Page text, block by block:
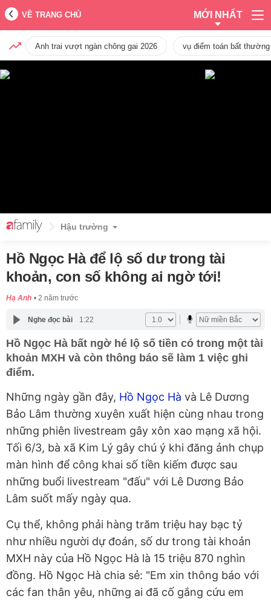
VỀ TRANG CHỦ MỚI NHẤT
Anh trai vượt ngàn chông gai 2026 vụ điểm toán bất
Hậu trường
Hồ Ngọc Hà để lộ số dư trong tài
khoản, con số không ai ngờ tới!
Hạ Anh 2 năm trước
Nghe đọc bài 1:22
Hồ Ngọc Hà bất ngờ hé lộ số tiền có trong một tài
khoản MXH và còn thông báo sẽ làm 1 việc ghi
điểm.
Những ngày gần đây, Hồ Ngọc Hà và Lê Dương
Bảo Lâm thường xuyên xuất hiện cùng nhau trong
những phiên livestream gây xôn xao mạng xã hội.
Tối 6/3, bà xã Kim Lý gây chú ý khi đăng ảnh chụp
màn hình để công khai số tiền kiếm được sau
những buổi livestream "đấu" với Lê Dương Bảo
Lâm suốt mấy ngày qua.
Cụ thể, không phải hàng trăm triệu hay bạc tỷ
như nhiều người dự đoán, số dư trong tài khoản
MXH này của Hồ Ngọc Hà là 15 triệu 870 nghìn
đồng. Hồ Ngọc Hà chia sẻ: "Em xin thông báo với
các fan thân yêu, những ai đã cố gắng cứu em